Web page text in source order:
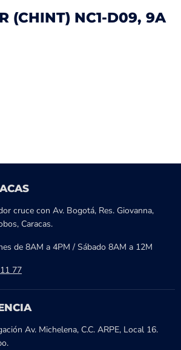
(CHINT) NC1-D09, 9A
cruce con Av. Bogotá, Res. Giovanna,
Caracas.
de 8AM a 4PM / Sábado 8AM a 12M
77
Av. Michelena, C.C. ARPE, Local 16.